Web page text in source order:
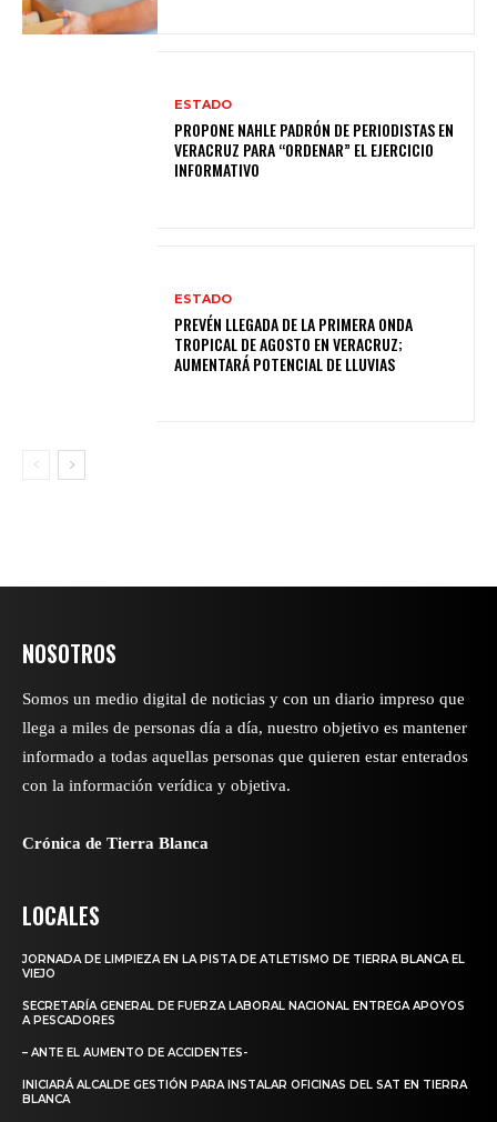
ESTADO
PROPONE NAHLE PADRÓN DE PERIODISTAS EN
VERACRUZ PARA “ORDENAR” EL EJERCICIO
INFORMATIVO
ESTADO
PREVÉN LLEGADA DE LA PRIMERA ONDA
TROPICAL DE AGOSTO EN VERACRUZ;
AUMENTARÁ POTENCIAL DE LLUVIAS
NOSOTROS
Somos un medio digital de noticias y con un diario impreso que
llega a miles de personas día a día, nuestro objetivo es mantener
informado a todas aquellas personas que quieren estar enterados
con la información verídica y objetiva.
Crónica de Tierra Blanca
LOCALES
JORNADA DE LIMPIEZA EN LA PISTA DE ATLETISMO DE TIERRA BLANCA EL
VIEJO
SECRETARÍA GENERAL DE FUERZA LABORAL NACIONAL ENTREGA APOYOS
A PESCADORES
– ANTE EL AUMENTO DE ACCIDENTES-
INICIARÁ ALCALDE GESTIÓN PARA INSTALAR OFICINAS DEL SAT EN TIERRA
BLANCA